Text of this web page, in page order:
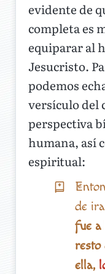
evidente de
completa es
equiparar al
Jesucristo.
podemos
versículo del
perspectiva
humana, así
espiritual:
de
fue a
resto
ella,